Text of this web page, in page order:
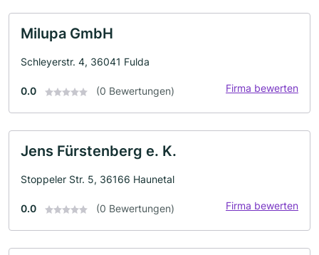
Milupa GmbH
Schleyerstr. 4, 36041 Fulda
0.0 (0 Bewertungen) Firma bewerten
Jens Fürstenberg e. K.
Stoppeler Str. 5, 36166 Haunetal
0.0 (0 Bewertungen) Firma bewerten